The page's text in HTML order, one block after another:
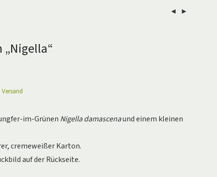
„Nigella“
Versand
im-Grünen Nigella damascenaund einem kleinen
cremeweißer Karton.
auf der Rückseite.